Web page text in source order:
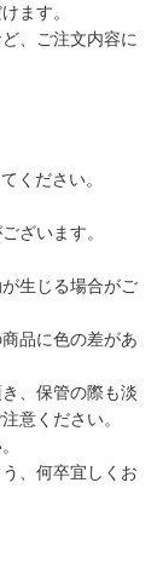
ます。
、ご注文内容に
ください。
ざいます。
生じる場合がご
品に色の差があ
、保管の際も淡
意ください。
、何卒宜しくお